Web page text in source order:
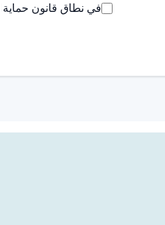
في نطاق قانون حماية